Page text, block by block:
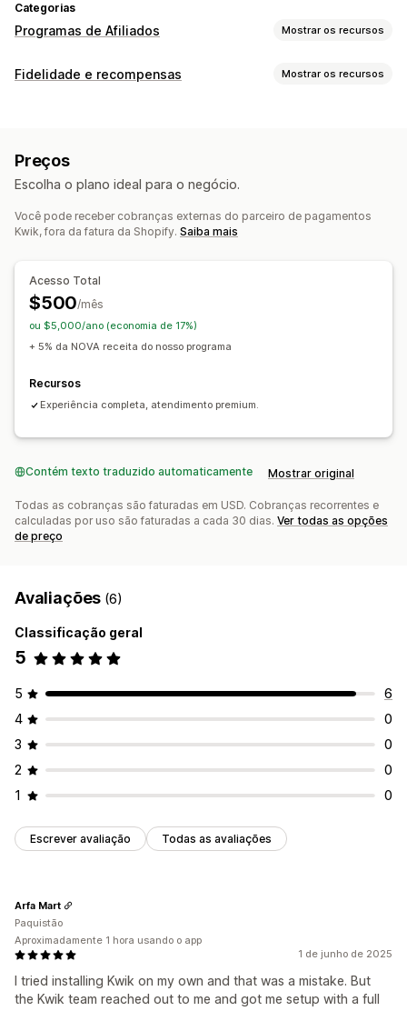
Categorias
Programas de Afiliados Mostrar os recursos
Opções de comissão
Comissão de produto
Acompanhamento de conquistas Links de afiliado
Pop-ups de pós-compra
Proteção contra fraude
Acompanhamento em tempo real
Experiência de afiliado
Painéis de controle personalizados
Descontos e links personalizados Branding personalizado
Pagamentos
Pagamentos da Câmara de compensação automatizada
(ACH, na sigla em inglês)
Transferências bancárias Pagamentos automáticos
Pagamentos em massa
Fidelidade e recompensas Mostrar os recursos
Programas de Afiliados
Cartões por estampagem ou perfuração
Programas de cashback
Carteiras digitais Competições
Programas de jogos Programas personalizados
Pontos
Cashback
Comissão Vantagens para membros
Preços
Escolha o plano ideal para o negócio.
Você pode receber cobranças externas do parceiro de pagamentos
Kwik, fora da fatura da Shopify. Saiba mais
Acesso Total
$500/mês
ou $5,000/ano (economia de 17%)
+ 5% da NOVA receita do nosso programa
Recursos
Experiência completa, atendimento premium.
Contém texto traduzido automaticamente Mostrar original
Todas as cobranças são faturadas em USD. Cobranças recorrentes e
calculadas por uso são faturadas a cada 30 dias. Ver todas as opções
de preço
Avaliações (6)
Classificação geral
5
5
6
4
0
3
0
2
0
1
0
Escrever avaliação Todas as avaliações
1 de junho de 2025
I tried installing Kwik on my own and that was a mistake. But
the Kwik team reached out to me and got me setup with a full
Arfa Mart
Paquistão
Aproximadamente 1 hora usando o app